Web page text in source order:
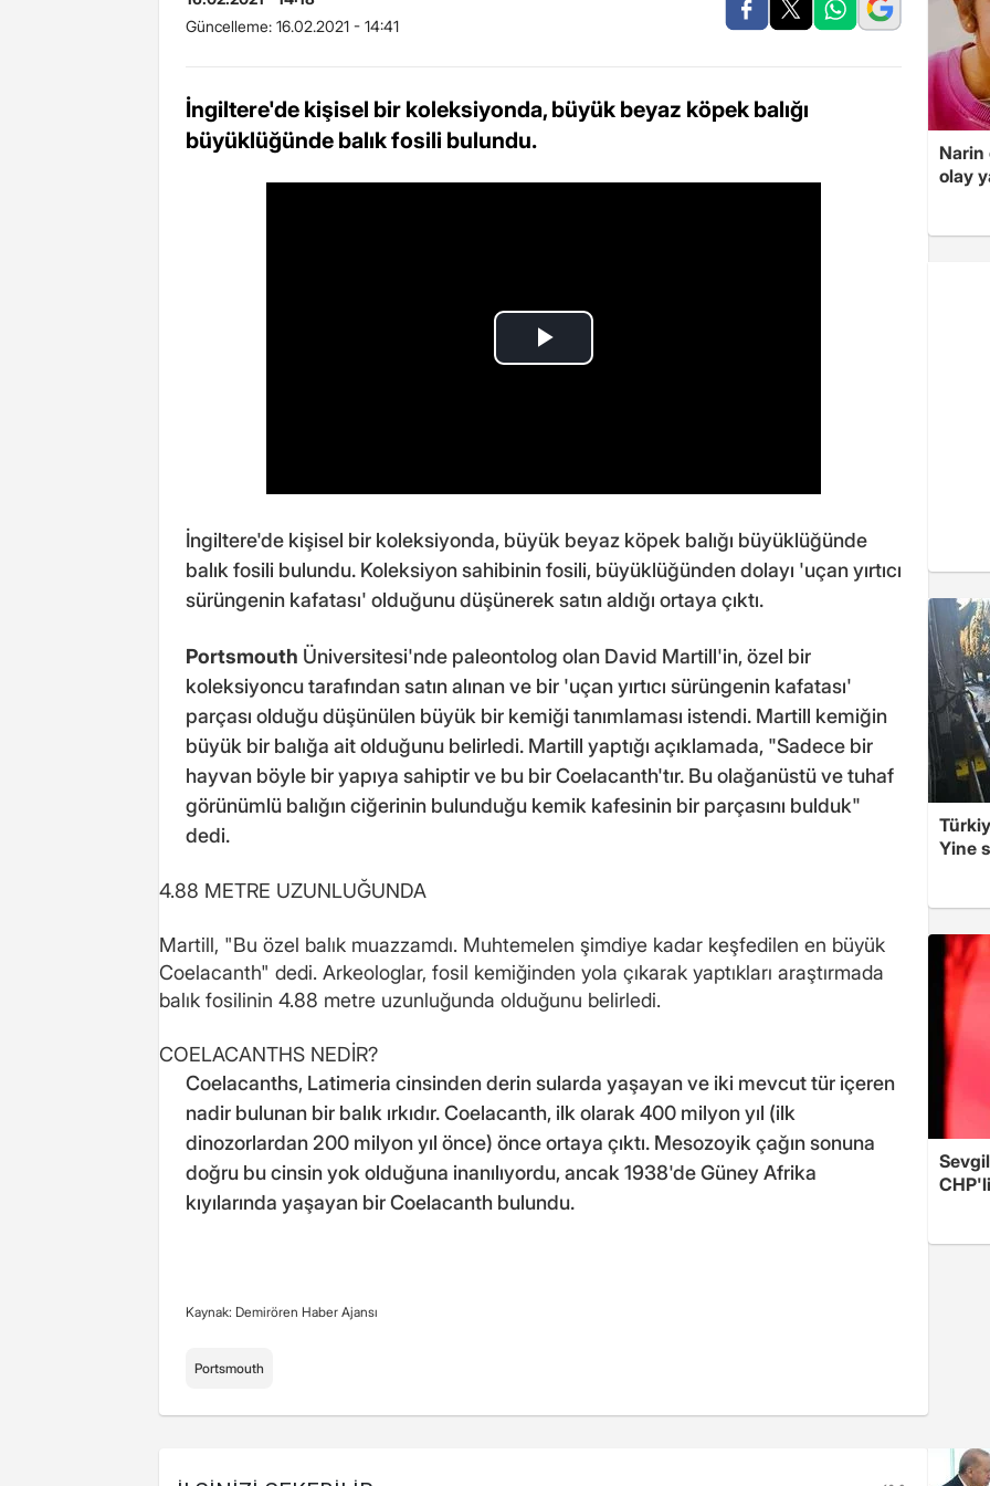
Güncelleme: 16.02.2021 - 14:41
İngiltere'de kişisel bir koleksiyonda, büyük beyaz köpek balığı
büyüklüğünde balık fosili bulundu.
İngiltere'de kişisel bir koleksiyonda, büyük beyaz köpek balığı büyüklüğünde
balık fosili bulundu. Koleksiyon sahibinin fosili, büyüklüğünden dolayı 'uçan yırtıcı
sürüngenin kafatası' olduğunu düşünerek satın aldığı ortaya çıktı.
Portsmouth Üniversitesi'nde paleontolog olan David Martill'in, özel bir
koleksiyoncu tarafından satın alınan ve bir 'uçan yırtıcı sürüngenin kafatası'
parçası olduğu düşünülen büyük bir kemiği tanımlaması istendi. Martill kemiğin
büyük bir balığa ait olduğunu belirledi. Martill yaptığı açıklamada, "Sadece bir
hayvan böyle bir yapıya sahiptir ve bu bir Coelacanth'tır. Bu olağanüstü ve tuhaf
görünümlü balığın ciğerinin bulunduğu kemik kafesinin bir parçasını bulduk"
dedi.
4.88 METRE UZUNLUĞUNDA
Martill, "Bu özel balık muazzamdı. Muhtemelen şimdiye kadar keşfedilen en büyük
Coelacanth" dedi. Arkeologlar, fosil kemiğinden yola çıkarak yaptıkları araştırmada
balık fosilinin 4.88 metre uzunluğunda olduğunu belirledi.
COELACANTHS NEDİR?
Coelacanths, Latimeria cinsinden derin sularda yaşayan ve iki mevcut tür içeren
nadir bulunan bir balık ırkıdır. Coelacanth, ilk olarak 400 milyon yıl (ilk
dinozorlardan 200 milyon yıl önce) önce ortaya çıktı. Mesozoyik çağın sonuna
doğru bu cinsin yok olduğuna inanılıyordu, ancak 1938'de Güney Afrika
kıyılarında yaşayan bir Coelacanth bulundu.
Kaynak: Demirören Haber Ajansı
Portsmouth
Narin
olay
Yine